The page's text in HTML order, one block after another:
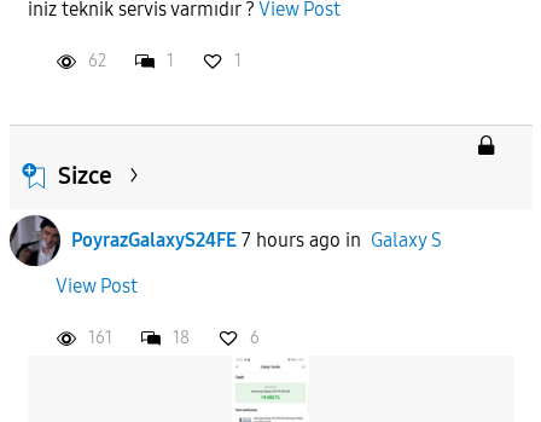
iniz teknik servis varmıdır ? View Post
62 1 1
Sizce
PoyrazGalaxyS24FE 7 hours ago in Galaxy S
View Post
161 18 6